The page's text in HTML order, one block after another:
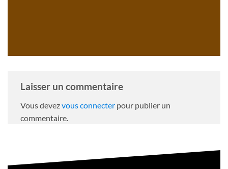
Laisser un commentaire
Vous devezvous connecter pour publier un
commentaire.